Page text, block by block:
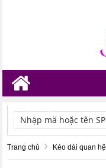
TÌM KIẾM
Trang chủ Kéo dài quan hệ